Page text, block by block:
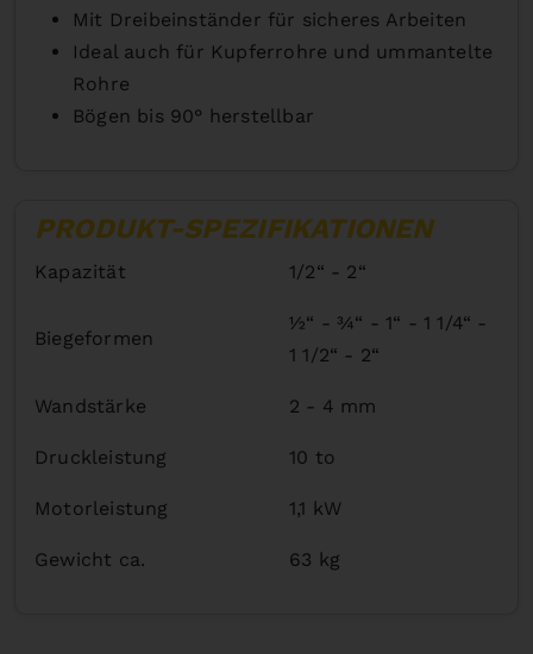
Mit Dreibeinständer für sicheres Arbeiten
Ideal auch für Kupferrohre und ummantelte
Rohre
Bögen bis 90° herstellbar
PRODUKT-SPEZIFIKATIONEN
Kapazität 1/2“ - 2“
Biegeformen
½“ - ¾“ - 1“ - 1 1/4“ -
1 1/2“ - 2“
Wandstärke 2 - 4 mm
Druckleistung 10 to
Motorleistung 1,1 kW
Gewicht ca. 63 kg